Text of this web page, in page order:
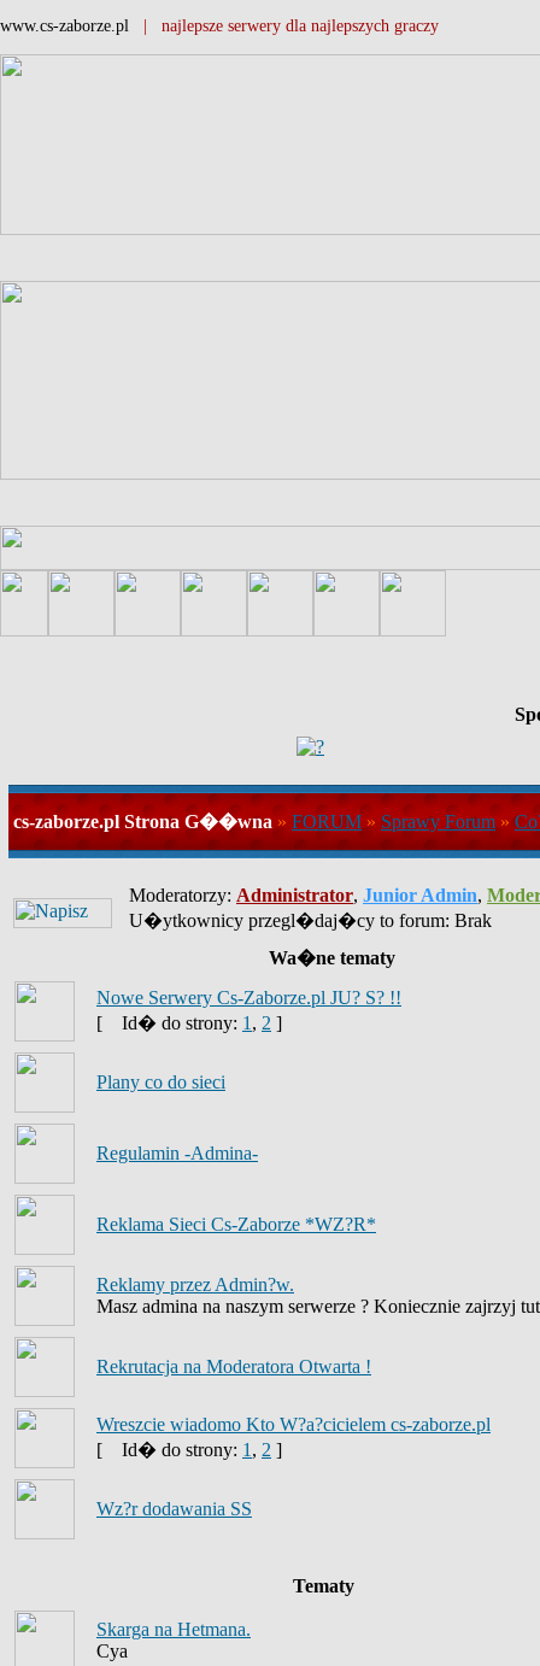
www.cs-zaborze.pl | najlepsze serwery dla najlepszych graczy
cs-zaborze.pl Strona G��wna » FORUM » Sprawy Forum »
Moderatorzy: Administrator, Junior Admin,
U�ytkownicy przegl�daj�cy to forum: Brak
Wa�ne tematy
Nowe Serwery Cs-Zaborze.pl JU? S? !!
[
Id� do strony: 1 , 2 ]
Plany co do sieci
Regulamin -Admina-
Reklama Sieci Cs-Zaborze *WZ?R*
Reklamy przez Admin?w.
Masz admina na naszym serwerze ? Koniecznie zajrzyj
Rekrutacja na Moderatora Otwarta !
Wreszcie wiadomo Kto W?a?cicielem cs-zaborze.pl
[
Id� do strony: 1 , 2 ]
Wz?r dodawania SS
Tematy
Skarga na Hetmana.
Cya